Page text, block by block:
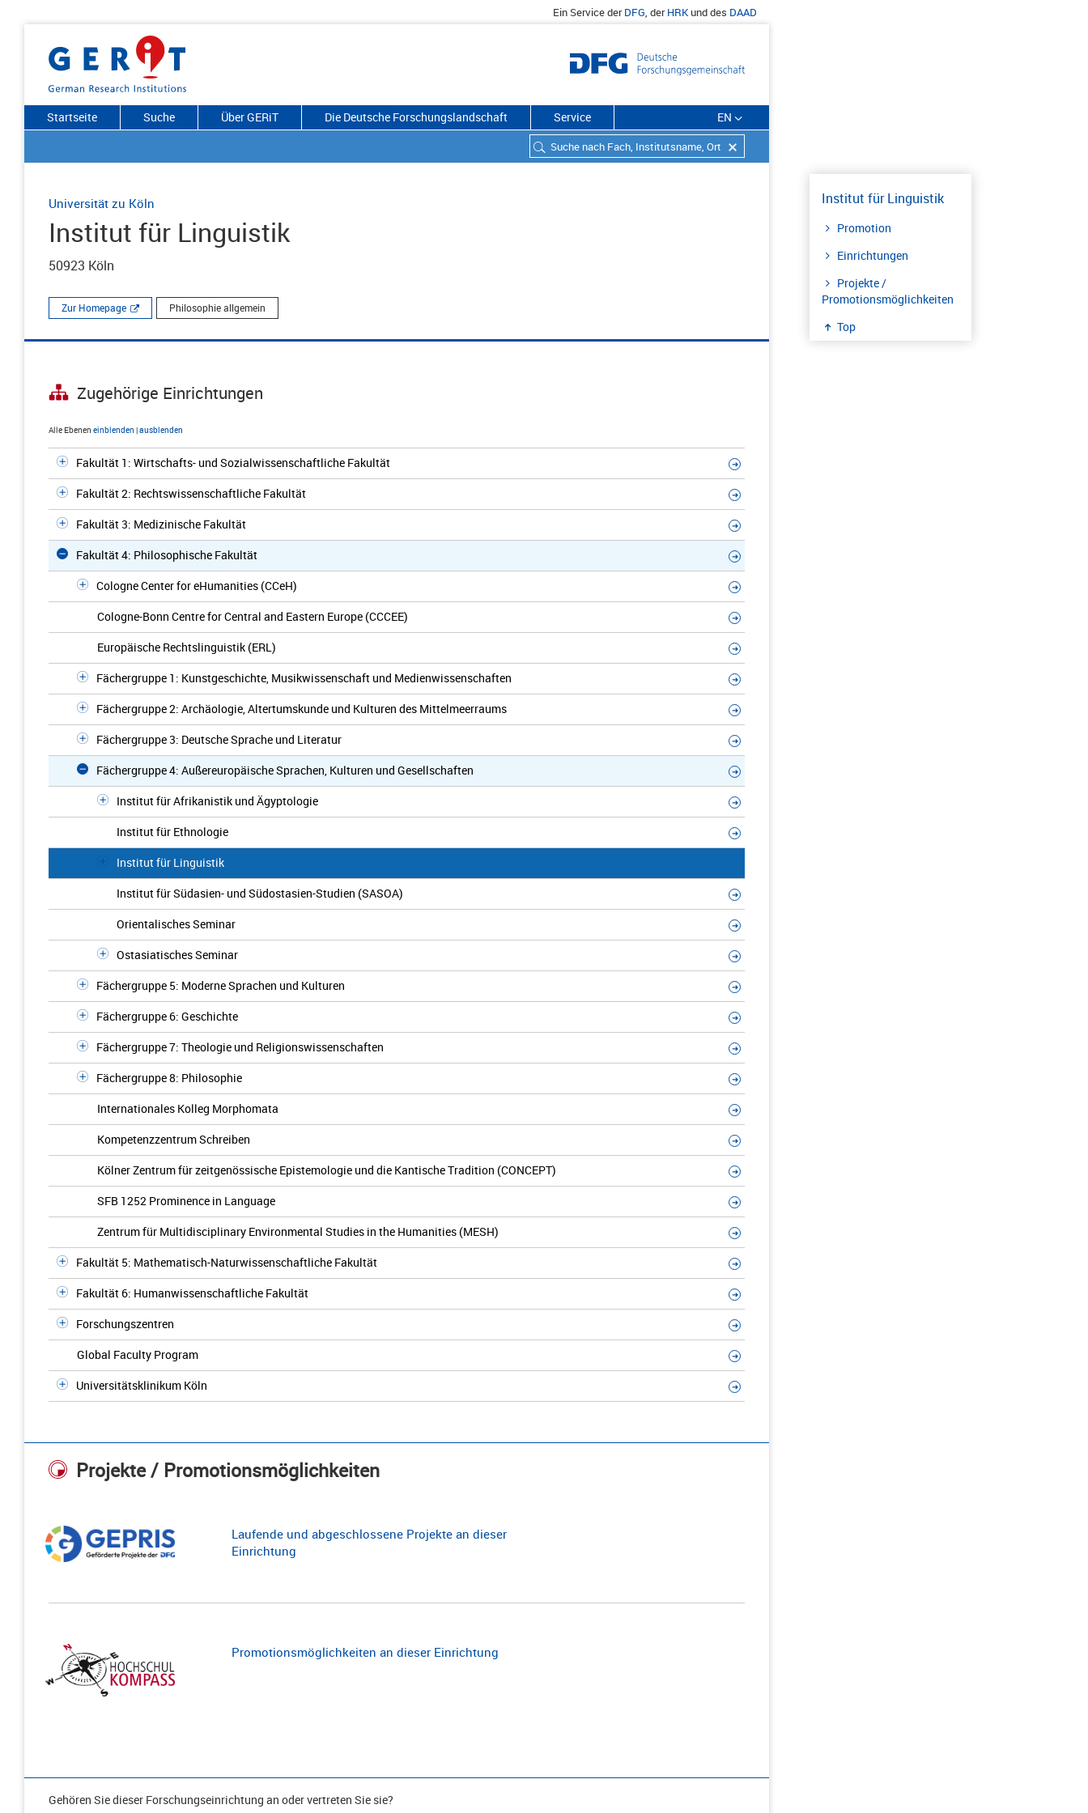
Ein Service derDFG, derHRKund des DAAD
Startseite Suche Über GERiT Die Deutsche Forschungslandschaft Service EN
Institut für Linguistik
Promotion
Einrichtungen
Projekte /
Promotionsmöglichkeiten
Top
Universität zu Köln
Institut für Linguistik
50923 Köln
Zur Homepage Philosophie allgemein
Zugehörige Einrichtungen
Alle Ebenen einblenden |ausblenden
Fakultät 1: Wirtschafts- und Sozialwissenschaftliche Fakultät
Fakultät 2: Rechtswissenschaftliche Fakultät
Fakultät 3: Medizinische Fakultät
Fakultät 4: Philosophische Fakultät
Cologne Center for eHumanities (CCeH)
Cologne-Bonn Centre for Central and Eastern Europe (CCCEE)
Europäische Rechtslinguistik (ERL)
Fächergruppe 1: Kunstgeschichte, Musikwissenschaft und Medienwissenschaften
Fächergruppe 2: Archäologie, Altertumskunde und Kulturen des Mittelmeerraums
Fächergruppe 3: Deutsche Sprache und Literatur
Fächergruppe 4: Außereuropäische Sprachen, Kulturen und Gesellschaften
Institut für Afrikanistik und Ägyptologie
Institut für Ethnologie
Institut für Linguistik
Institut für Südasien- und Südostasien-Studien (SASOA)
Orientalisches Seminar
Ostasiatisches Seminar
Fächergruppe 5: Moderne Sprachen und Kulturen
Fächergruppe 6: Geschichte
Fächergruppe 7: Theologie und Religionswissenschaften
Fächergruppe 8: Philosophie
Internationales Kolleg Morphomata
Kompetenzzentrum Schreiben
Kölner Zentrum für zeitgenössische Epistemologie und die Kantische Tradition (CONCEPT)
SFB 1252 Prominence in Language
Zentrum für Multidisciplinary Environmental Studies in the Humanities (MESH)
Fakultät 5: Mathematisch-Naturwissenschaftliche Fakultät
Fakultät 6: Humanwissenschaftliche Fakultät
Forschungszentren
Global Faculty Program
Universitätsklinikum Köln
Projekte / Promotionsmöglichkeiten
Laufende und abgeschlossene Projekte an dieser
Einrichtung
Promotionsmöglichkeiten an dieser Einrichtung
Gehören Sie dieser Forschungseinrichtung an oder vertreten Sie sie?